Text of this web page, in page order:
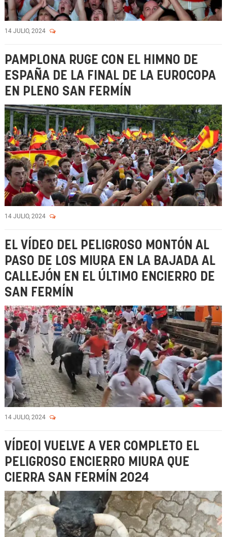
14 JULIO, 2024
PAMPLONA RUGE CON EL HIMNO DE
ESPAÑA DE LA FINAL DE LA EUROCOPA
EN PLENO SAN FERMÍN
14 JULIO, 2024
EL VÍDEO DEL PELIGROSO MONTÓN AL
PASO DE LOS MIURA EN LA BAJADA AL
CALLEJÓN EN EL ÚLTIMO ENCIERRO DE
SAN FERMÍN
14 JULIO, 2024
VÍDEO| VUELVE A VER COMPLETO EL
PELIGROSO ENCIERRO MIURA QUE
CIERRA SAN FERMÍN 2024